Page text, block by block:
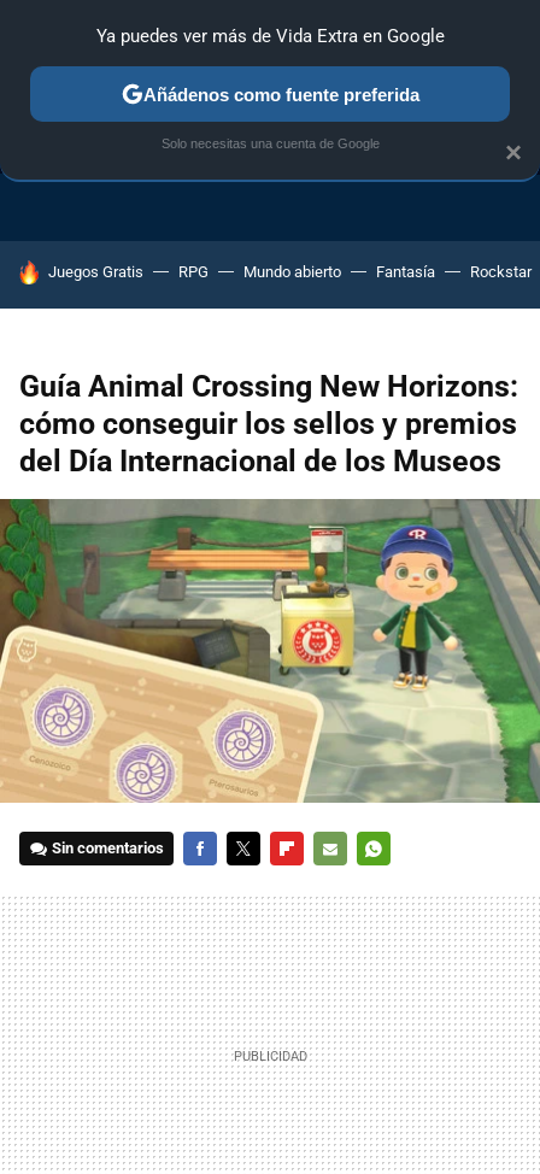
TRUCOS PC TRUCOS XBOX ONE
HOY SE HABLA DE
Juegos Gratis RPG Mundo abierto Fantasía Rockstar
Guía Animal Crossing New Horizons:
cómo conseguir los sellos y premios
del Día Internacional de los Museos
Sin comentarios
MAIL
×
Ya puedes ver más de Vida Extra en Google
Añádenos como fuente preferida
Solo necesitas una cuenta de Google